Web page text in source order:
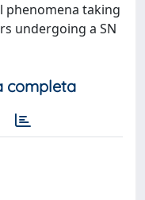
phenomena taking
undergoing a SN
completa